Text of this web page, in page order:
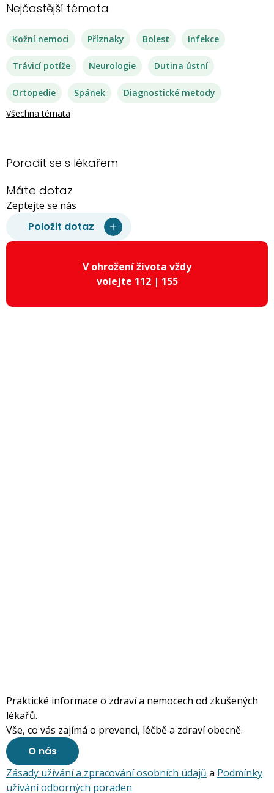
Nejčastější témata
Kožní nemoci Příznaky Bolest Infekce
Trávicí potíže Neurologie Dutina ústní
Ortopedie Spánek
Diagnostické metody
Všechna témata
Poradit se s lékařem
Máte dotaz
Zeptejte se nás
Položit dotaz
V ohrožení života vždy
volejte 112 | 155
Praktické informace o zdraví a nemocech od zkušených
lékařů.
Vše, co vás zajímá o prevenci, léčbě a zdraví obecně.
O nás
Zásady užívání a zpracování osobních údajů a Podmínky
užívání odborných poraden